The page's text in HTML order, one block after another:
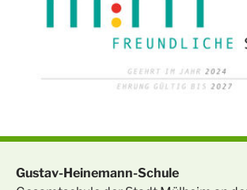
Gustav-Heinemann-Schule